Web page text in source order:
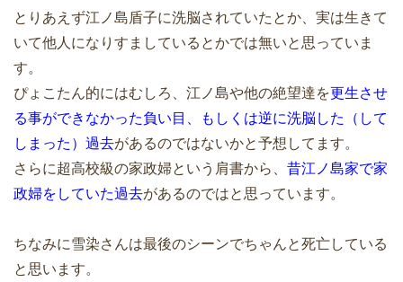
とりあえず江ノ島盾子に洗脳されていたとか、実は生きて
いて他人になりすましているとかでは無いと思っていま
す。
ぴょこたん的にはむしろ、江ノ島や他の絶望達を更生させ
る事ができなかった負い目、もしくは逆に洗脳した（して
しまった）過去があるのではないかと予想してます。
さらに超高校級の家政婦という肩書から、 昔江ノ島家で家
政婦をしていた過去があるのではと思っています。
ちなみに雪染さんは最後のシーンでちゃんと死亡している
と思います。